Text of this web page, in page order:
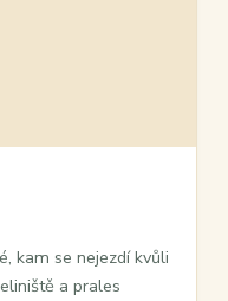
kam se nejezdí kvůli
a prales